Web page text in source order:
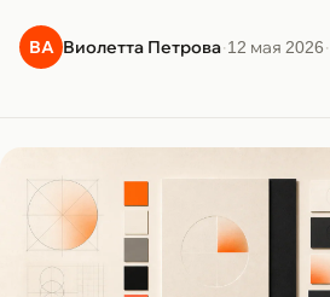
ВА Виолетта Петрова·12 мая 2026·